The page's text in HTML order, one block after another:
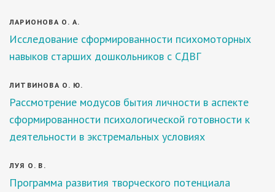
ЛАРИОНОВА О. А.
Исследование сформированности психомоторных
навыков старших дошкольников с СДВГ
ЛИТВИНОВА О. Ю.
Рассмотрение модусов бытия личности в аспекте
сформированности психологической готовности к
деятельности в экстремальных условиях
ЛУЯ О. В.
Программа развития творческого потенциала